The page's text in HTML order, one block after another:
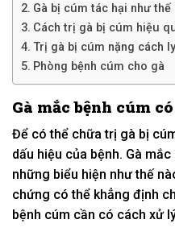
Gà bị cúm tác hại như thế
Cách trị gà bị cúm hiệu
Trị gà bị cúm nặng cách ly
Phòng bệnh cúm cho gà
Gà mắc bệnh cúm
Để có thể chữa trị gà bị
dấu hiệu của bệnh. Gà
những biểu hiện như thế
chứng có thể khẳng định
bệnh cúm cần có cách xử